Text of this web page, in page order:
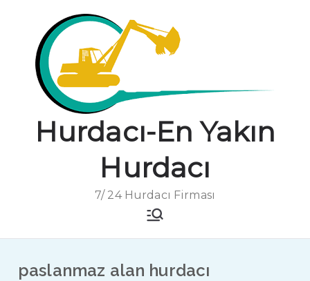
Hurdacı-En Yakın
Hurdacı
7/ 24 Hurdacı Firması
paslanmaz alan hurdacı